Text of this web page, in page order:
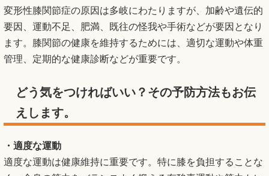
変形性膝関節症の原因は多岐にわたりますが、加齢や遺伝的
要因、運動不足、肥満、既往の怪我や手術などが要因となり
ます。膝関節の健康を維持するためには、適切な運動や体重
管理、定期的な健康診断などが重要です。
どう気をつければいい？その予防方法もお伝
えします。
・適度な運動
適度な運動は健康維持に重要です。特に膝を負担することな